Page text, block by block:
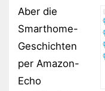
Aber die
Smarthome-
Geschichten
per Amazon-
Echo